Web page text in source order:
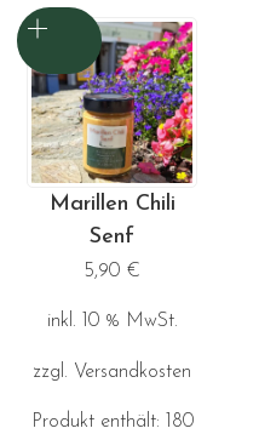
Marillen Chili
Senf
5,90 €
inkl. 10 % MwSt.
zzgl. Versandkosten
Produkt enthält: 180